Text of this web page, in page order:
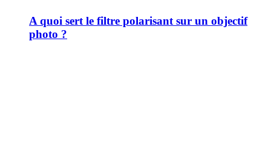
A quoi sert le filtre polarisant sur un objectif
photo ?